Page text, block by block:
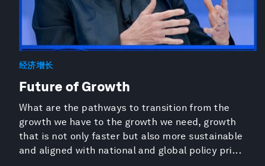
经济增长
Future of Growth
What are the pathways to transition from the
growth we have to the growth we need, growth
that is not only faster but also more sustainable
and aligned with national and global policy pri...